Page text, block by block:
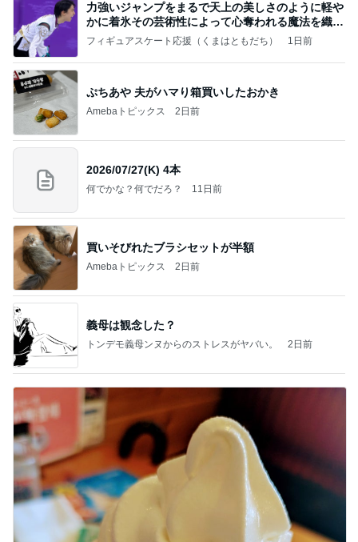
力強いジャンプをまるで天上の美しさのように軽や
かに着氷その芸術性によって心奪われる魔法を織り
なす
フィギュアスケート応援（くまはともだち） 1日前
ぷちあや 夫がハマり箱買いしたおかき
Amebaトピックス 2日前
2026/07/27(K) 4本
何でかな？何でだろ？ 11日前
買いそびれたブラシセットが半額
Amebaトピックス 2日前
義母は観念した？
トンデモ義母ンヌからのストレスがヤバい。 2日前